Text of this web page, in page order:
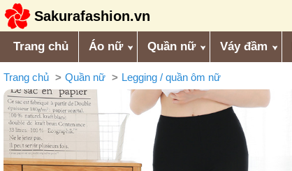
Sakurafashion.vn
Trang chủ Áo nữ Quần nữ Váy đầm
Trang chủ Quần nữ Legging / quần ôm nữ